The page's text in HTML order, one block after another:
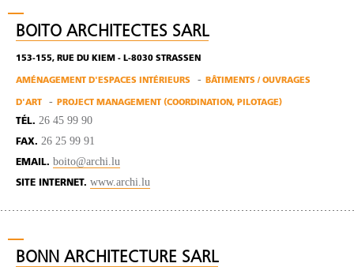
BOITO ARCHITECTES SARL
153-155, RUE DU KIEM - L-8030 STRASSEN
AMÉNAGEMENT D'ESPACES INTÉRIEURS BÂTIMENTS / OUVRAGES
D'ART PROJECT MANAGEMENT (COORDINATION, PILOTAGE)
TÉL. 26 45 99 90
FAX. 26 25 99 91
EMAIL. boito@archi.lu
SITE INTERNET. www.archi.lu
BONN ARCHITECTURE SARL